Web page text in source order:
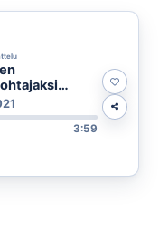
Pikka
3:59